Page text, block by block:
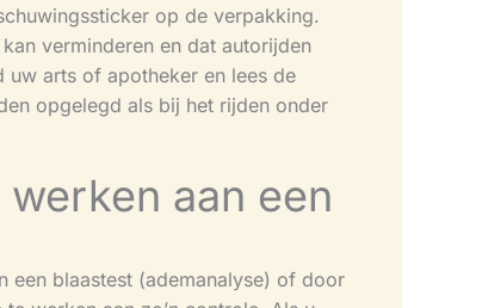
op de verpakking.
verminderen en dat autorijden
arts of apotheker en lees de
opgelegd als bij het rijden onder
aan een
een blaastest (ademanalyse) of door